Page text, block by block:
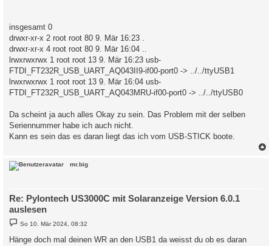
insgesamt 0
drwxr-xr-x 2 root root 80 9. Mär 16:23 .
drwxr-xr-x 4 root root 80 9. Mär 16:04 ..
lrwxrwxrwx 1 root root 13 9. Mär 16:23 usb-
FTDI_FT232R_USB_UART_AQ043II9-if00-port0 -> ../../ttyUSB1
lrwxrwxrwx 1 root root 13 9. Mär 16:04 usb-
FTDI_FT232R_USB_UART_AQ043MRU-if00-port0 -> ../../ttyUSB0
Da scheint ja auch alles Okay zu sein. Das Problem mit der selben
Seriennummer habe ich auch nicht.
Kann es sein das es daran liegt das ich vom USB-STICK boote.
mr.big
Re: Pylontech US3000C mit Solaranzeige Version 6.0.1
auslesen
B
e
t
So 10. Mär 2024, 08:32
Hänge doch mal deinen WR an den USB1 da weisst du ob es daran